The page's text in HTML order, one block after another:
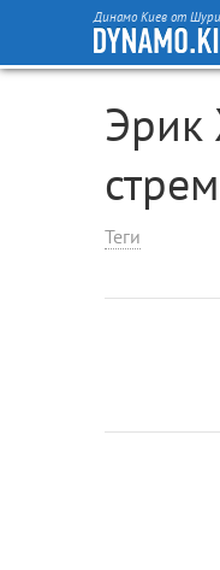
Динамо Киев от
Эрик
Теги